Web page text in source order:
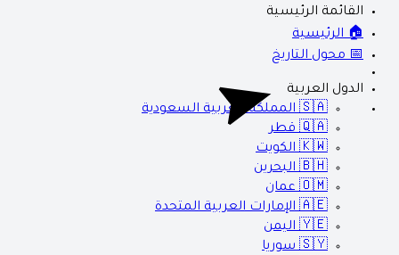
القائمة الرئيسية
🏠 الرئيسية
📅 محول التاريخ
الدول العربية
🇸🇦 المملكة العربية السعودية
🇶🇦 قطر
🇰🇼 الكويت
🇧🇭 البحرين
🇴🇲 عمان
🇦🇪 الإمارات العربية المتحدة
🇾🇪 اليمن
🇸🇾 سوريا